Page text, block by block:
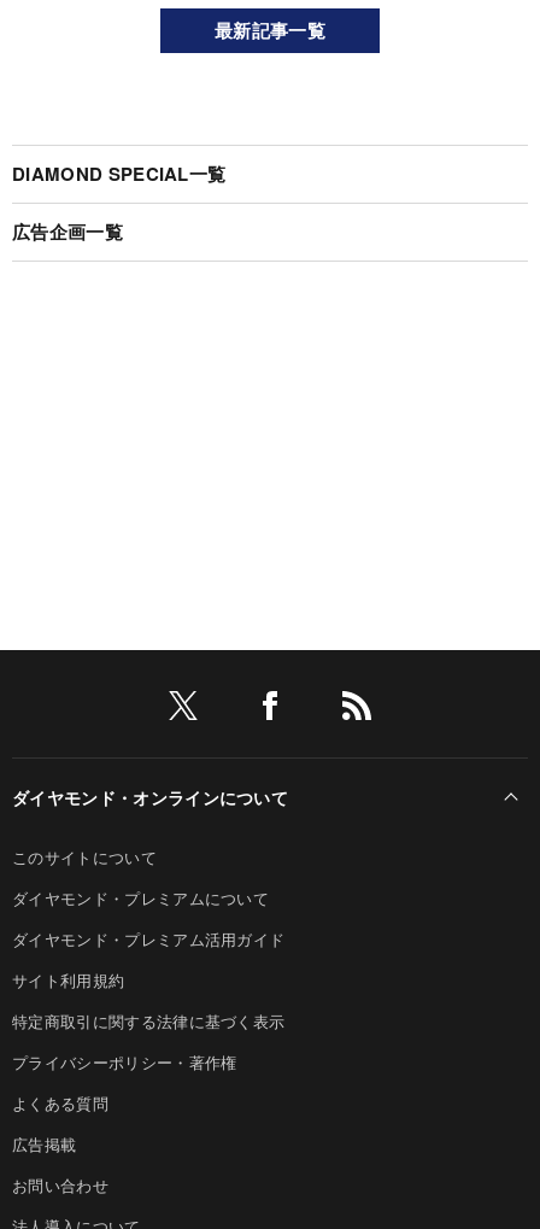
最新記事一覧
DIAMOND SPECIAL一覧
広告企画一覧
ダイヤモンド・オンラインについて
このサイトについて
ダイヤモンド・プレミアムについて
ダイヤモンド・プレミアム活用ガイド
サイト利用規約
特定商取引に関する法律に基づく表示
プライバシーポリシー・著作権
よくある質問
広告掲載
お問い合わせ